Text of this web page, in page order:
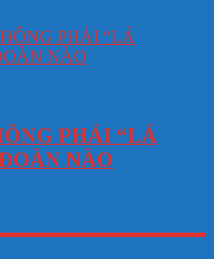
PHẢI “LÁ
NÀO